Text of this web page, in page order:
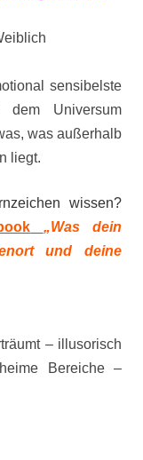
sensibelste
Universum
was außerhalb
liegt.
wissen?
„Was dein
und deine
– illusorisch
Bereiche –